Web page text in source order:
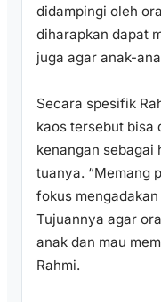
didampingi oleh
diharapkan dapat
juga agar anak-
Secara spesifik
kaos tersebut bisa
kenangan sebagai
tuanya. “Memang
fokus
Tujuannya agar
anak dan mau
Rahmi.